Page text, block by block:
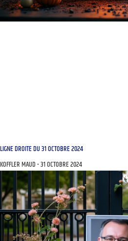
LIGNE DROITE DU 31 OCTOBRE 2024
KOFFLER MAUD 31 OCTOBRE 2024